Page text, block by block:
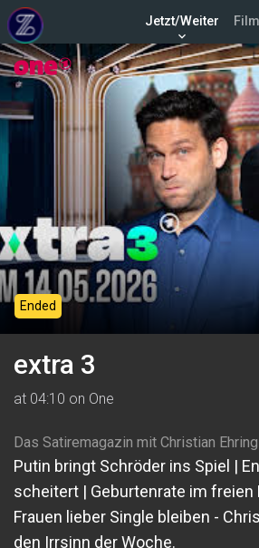
Jetzt/Weiter
keyboard_arrow_down
Film
Ended
extra 3
at 04:10 on One
Das Satiremagazin mit Christian Ehring
Putin bringt Schröder ins Spiel |
scheitert | Geburtenrate im freien
Frauen lieber Single bleiben -
den Irrsinn der Woche.